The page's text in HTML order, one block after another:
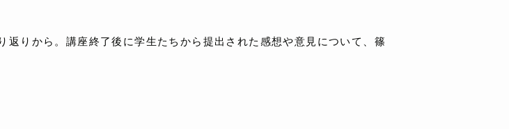
りから。講座終了後に学生たちから提出された感想や意見について、篠